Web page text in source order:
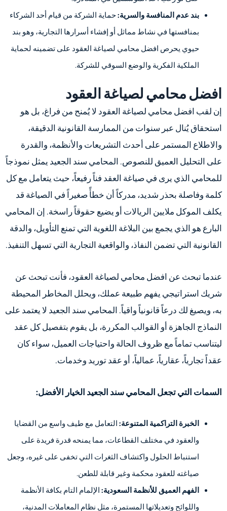
بند عدم المنافسة والسرية:حماية الشركة من قيام أحد الشركاء
بمنافستها في نشاط مماثل أو إفشاء أسرارها التجارية، وهو بند
حيوي يحرص افضل محامي لصياغة العقود على تضمينه لحماية
الملكية الفكرية والوضع السوقي للشركة.
افضل محامي لصياغة العقود
إن لقب افضل محامي لصياغة العقود لا يُمنح من فراغ، بل هو
استحقاق يُنال عبر سنوات من الممارسة القانونية الدقيقة،
والاطلاع المستمر على أحدث التشريعات والأنظمة، والقدرة
على التحليل العميق للنصوص. المحامي سند الجعيد يمثل نموذجاً
للمحامي الذي يرى في صياغة العقد فناً رفيعاً، حيث يتعامل مع كل
كلمة وفاصلة بحذر شديد، مدركاً أن خطأً صغيراً في الصياغة قد
يكلف الموكل ملايين الريالات أو يضيع حقوقاً راسخة. إن المحامي
البارع هو الذي يجمع بين البلاغة اللغوية التي تمنع التأويل، والدقة
القانونية التي تضمن النفاذ، والواقعية التجارية التي تسهل التنفيذ.
عندما تبحث عن افضل محامي لصياغة العقود، فأنت تبحث عن
شريك استراتيجي يفهم طبيعة عملك، ويحلل المخاطر المحيطة
به، ويصيغ لك درعاً قانونياً واقياً. المحامي سند الجعيد لا يعتمد على
النماذج الجاهزة أو القوالب المكررة، بل يقوم بتفصيل كل عقد
ليتناسب تماماً مع ظروف الحالة واحتياجات العميل، سواء كان
عقداً تجارياً، عقارياً، عمالياً، أو عقد توريد وخدمات.
السمات التي تجعل المحامي سند الجعيد الخيار الأفضل:
الخبرة التراكمية المتنوعة: التعامل مع طيف واسع من القضايا
والعقود في مختلف القطاعات، مما يمنحه قدرة فريدة على
استنباط الحلول واكتشاف الثغرات التي تخفى على غيره، وجعل
صياغته للعقود محكمة وغير قابلة للطعن.
الفهم العميق للأنظمة السعودية: الإلمام التام بكافة الأنظمة
واللوائح وتعديلاتها المستمرة، مثل نظام المعاملات المدنية،